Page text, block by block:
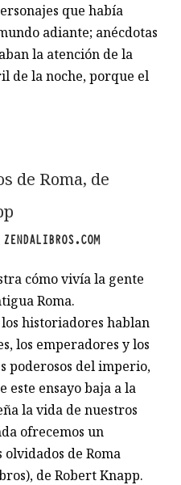
que había
adiante; anécdotas
la atención de la
de la noche, porque el
de Roma, de
ZENDALIBROS.COM
cómo vivía la gente
Roma.
historiadores hablan
los emperadores y los
poderosos del imperio,
este ensayo baja a la
la vida de nuestros
ofrecemos un
olvidados de Roma
de Robert Knapp.